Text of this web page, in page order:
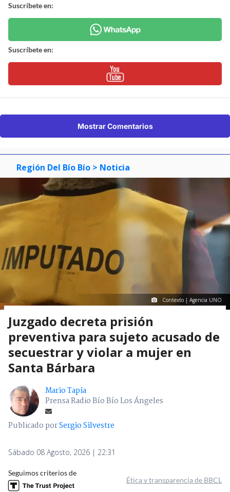
Suscríbete en:
Suscríbete en:
Mostrar Comentarios
Región Del Bío Bío > Noticia
Contexto | Agencia UNO
Juzgado decreta prisión
preventiva para sujeto acusado de
secuestrar y violar a mujer en
Santa Bárbara
Mario Tapia
Prensa Radio Bío Bío Los Ángeles
Publicado porSergio Silvestre
Sábado 08 Agosto, 2026 | 22:31
Seguimos criterios de
Ética y transparencia de BBCL